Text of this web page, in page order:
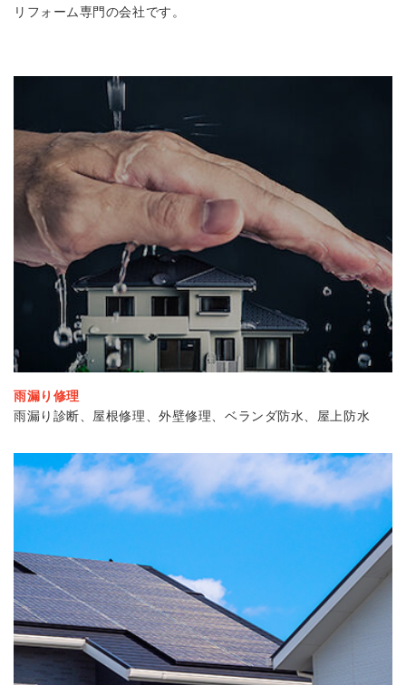
無料お見積り
リフォーム専門の会社です。
雨漏り修理
雨漏り診断、屋根修理、外壁修理、ベランダ防水、屋上防水